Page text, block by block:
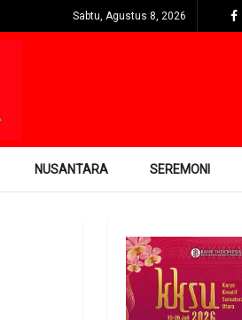
Sabtu, Agustus 8, 2026
NUSANTARA SEREMONI